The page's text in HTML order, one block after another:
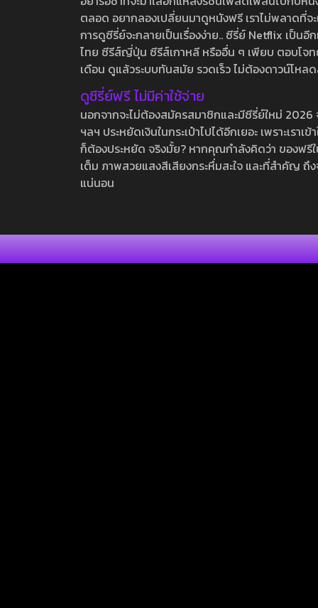
ตลอด อยากลองเปลี่ยนมาดูหนังฟรี เราไม่พลาดที่
การดูซีรี่ย์จะกลายเป็นเรื่องง่าย.. ซีรี่ย์ Netflix เป็น
ไทย ซีรีส์ญี่ปุ่น ซีรีส์เกาหลี หรืออื่น ๆ เพียบ ตอบโจท
เดือน ดูแล้วระบบทันสมัย รวดเร็ว ไม่ต้องดาวน์โห
ดูซีรี่ย์ฟรี ไม่มีค่าใช้จ่าย
นอกจากจะไม่ต้องสมัครสมาชิกและมีซีรี่ย์ใหม่
ฯลฯ ประหยัดเงินในกระเป๋าไปได้อีกเยอะ เพราะเร
ก็ต้องประหยัด จริงมั้ย? หากคุณกำลังคิดว่า ของฟ
เต็ม ภาพสวยแสงสีเสียงกระหึ่มสะใจ และที่สำคัญ
แน่นอน